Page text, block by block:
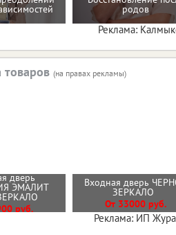
родов
Реклама:
товаров (на правах рекламы)
дверь
ЭМАЛИТ
руб.
Входная дверь
ЗЕРКАЛО
От 33000 руб.
Реклама: ИП